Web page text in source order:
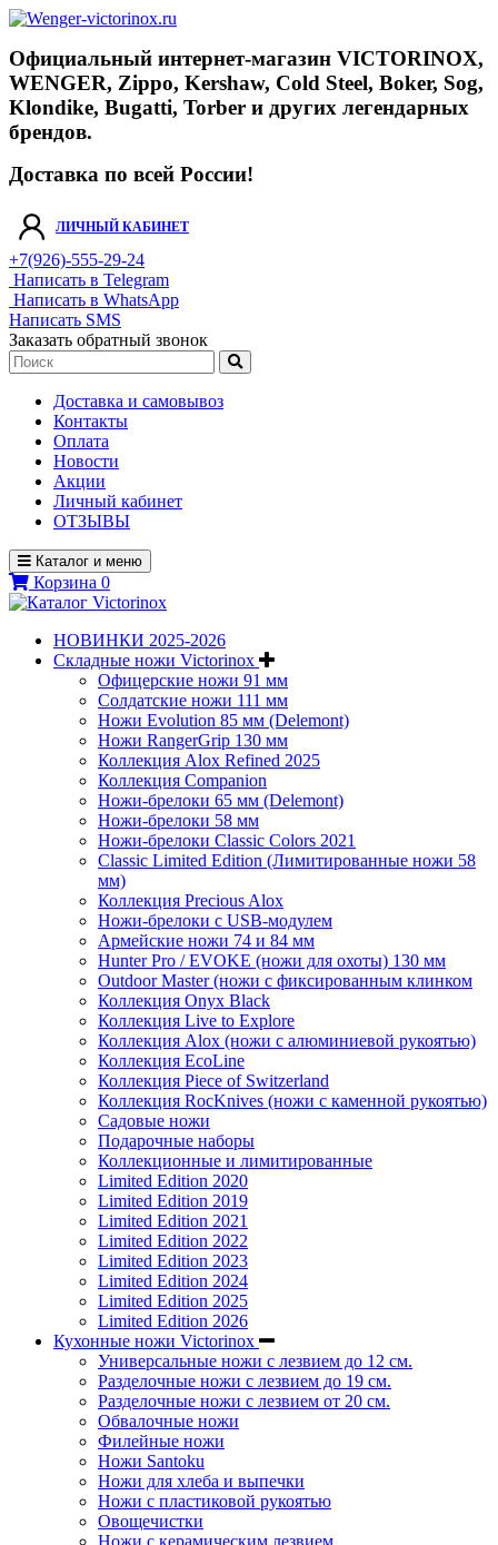
Официальный интернет-магазин VICTORINOX,
WENGER, Zippo, Kershaw, Cold Steel, Boker, Sog,
Klondike, Bugatti, Torber и других легендарных
брендов.
Доставка по всей России!
ЛИЧНЫЙ КАБИНЕТ
+7(926)-555-29-24
Написать в Telegram
Написать в WhatsApp
Написать SMS
Заказать обратный звонок
Доставка и самовывоз
Контакты
Оплата
Новости
Акции
Личный кабинет
ОТЗЫВЫ
Каталог и меню
Корзина 0
НОВИНКИ 2025-2026
Складные ножи Victorinox
Офицерские ножи 91 мм
Солдатские ножи 111 мм
Ножи Evolution 85 мм (Delemont)
Ножи RangerGrip 130 мм
Коллекция Alox Refined 2025
Коллекция Companion
Ножи-брелоки 65 мм (Delemont)
Ножи-брелоки 58 мм
Ножи-брелоки Classic Colors 2021
Classic Limited Edition (Лимитированные ножи 58
мм)
Коллекция Precious Alox
Ножи-брелоки с USB-модулем
Армейские ножи 74 и 84 мм
Hunter Pro / EVOKE (ножи для охоты) 130 мм
Outdoor Master (ножи с фиксированным клинком
Коллекция Onyx Black
Коллекция Live to Explore
Коллекция Alox (ножи с алюминиевой рукоятью)
Коллекция EcoLine
Коллекция Piece of Switzerland
Коллекция RocKnives (ножи с каменной рукоятью)
Садовые ножи
Подарочные наборы
Коллекционные и лимитированные
Limited Edition 2020
Limited Edition 2019
Limited Edition 2021
Limited Edition 2022
Limited Edition 2023
Limited Edition 2024
Limited Edition 2025
Limited Edition 2026
Кухонные ножи Victorinox
Универсальные ножи с лезвием до 12 см.
Разделочные ножи с лезвием до 19 см.
Разделочные ножи с лезвием от 20 см.
Обвалочные ножи
Филейные ножи
Ножи Santoku
Ножи для хлеба и выпечки
Ножи с пластиковой рукоятью
Овощечистки
Ножи с керамическим лезвием